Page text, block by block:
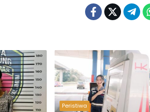
Peristiwa